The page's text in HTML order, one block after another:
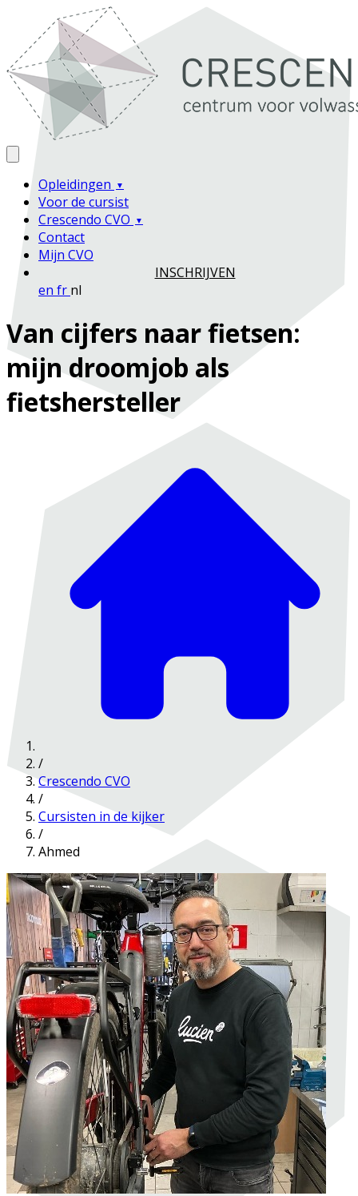
Opleidingen
Voor de cursist
Crescendo CVO
Contact
Mijn CVO
INSCHRIJVEN
en fr nl
Van cijfers naar fietsen:
mijn droomjob als
fietshersteller
/
Crescendo CVO
/
Cursisten in de kijker
/
Ahmed